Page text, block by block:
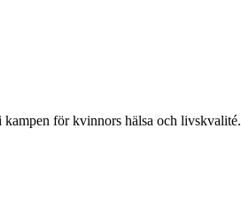
för kvinnors hälsa och livskvalité.